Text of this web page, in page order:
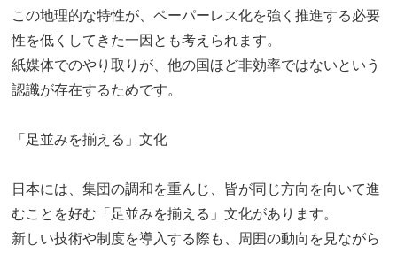
この地理的な特性が、ペーパーレス化を強く推進する必要
性を低くしてきた一因とも考えられます。
紙媒体でのやり取りが、他の国ほど非効率ではないという
認識が存在するためです。
「足並みを揃える」文化
日本には、集団の調和を重んじ、皆が同じ方向を向いて進
むことを好む「足並みを揃える」文化があります。
新しい技術や制度を導入する際も、周囲の動向を見ながら